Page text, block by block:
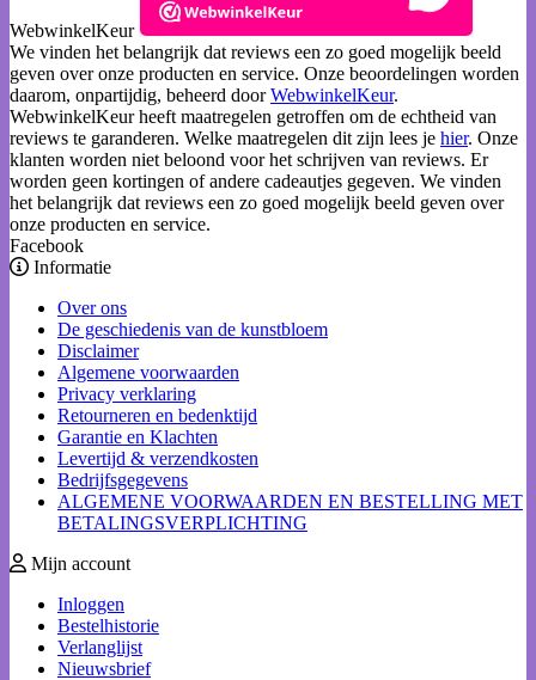
WebwinkelKeur
We vinden het belangrijk dat reviews een zo goed mogelijk beeld
geven over onze producten en service. Onze beoordelingen worden
daarom, onpartijdig, beheerd doorWebwinkelKeur.
WebwinkelKeur heeft maatregelen getroffen om de echtheid van
reviews te garanderen. Welke maatregelen dit zijn lees je hier. Onze
klanten worden niet beloond voor het schrijven van reviews. Er
worden geen kortingen of andere cadeautjes gegeven. We vinden
het belangrijk dat reviews een zo goed mogelijk beeld geven over
onze producten en service.
Facebook
Informatie
Over ons
De geschiedenis van de kunstbloem
Disclaimer
Algemene voorwaarden
Privacy verklaring
Retourneren en bedenktijd
Garantie en Klachten
Levertijd & verzendkosten
Bedrijfsgegevens
ALGEMENE VOORWAARDEN EN BESTELLING MET
BETALINGSVERPLICHTING
Mijn account
Inloggen
Bestelhistorie
Verlanglijst
Nieuwsbrief